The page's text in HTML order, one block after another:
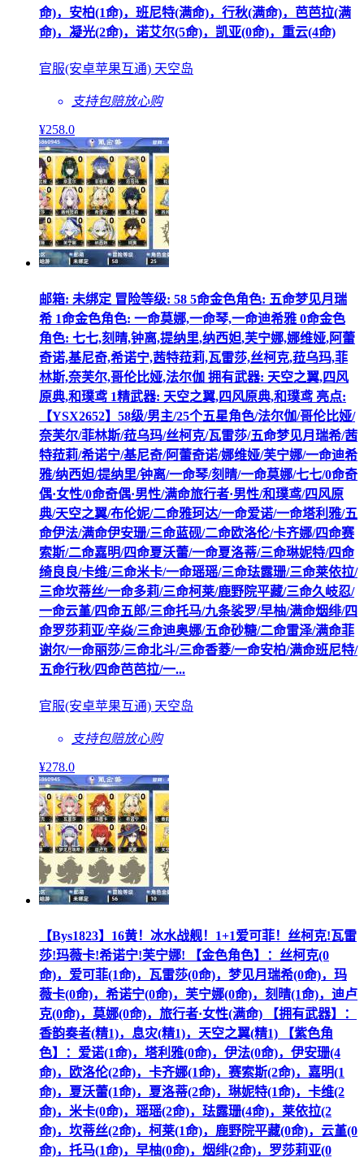
命)，安柏(1命)，班尼特(满命)，行秋(满命)，芭芭拉(满
命)，凝光(2命)，诺艾尔(5命)，凯亚(0命)，重云(4命)
官服(安卓苹果互通) 天空岛
支持包赔放心购
¥258.0
邮箱: 未绑定 冒险等级: 58 5命金色角色: 五命梦见月瑞
希 1命金色角色: 一命莫娜,一命琴,一命迪希雅 0命金色
角色: 七七,刻晴,钟离,提纳里,纳西妲,芙宁娜,娜维娅,阿蕾
奇诺,基尼奇,希诺宁,茜特菈莉,瓦雷莎,丝柯克,菈乌玛,菲
林斯,奈芙尔,哥伦比娅,法尔伽 拥有武器: 天空之翼,四风
原典,和璞鸢 1精武器: 天空之翼,四风原典,和璞鸢 亮点:
【YSX2652】58级/男主/25个五星角色/法尔伽/哥伦比娅/
奈芙尔/菲林斯/菈乌玛/丝柯克/瓦雷莎/五命梦见月瑞希/茜
特菈莉/希诺宁/基尼奇/阿蕾奇诺/娜维娅/芙宁娜/一命迪希
雅/纳西妲/提纳里/钟离/一命琴/刻晴/一命莫娜/七七/0命奇
偶·女性/0命奇偶·男性/满命旅行者·男性/和璞鸢/四风原
典/天空之翼/布伦妮/二命雅珂达/一命爱诺/一命塔利雅/五
命伊法/满命伊安珊/三命蓝砚/二命欧洛伦/卡齐娜/四命赛
索斯/二命嘉明/四命夏沃蕾/一命夏洛蒂/三命琳妮特/四命
绮良良/卡维/三命米卡/一命瑶瑶/三命珐露珊/三命莱依拉/
三命坎蒂丝/一命多莉/三命柯莱/鹿野院平藏/三命久岐忍/
一命云堇/四命五郎/三命托马/九条裟罗/早柚/满命烟绯/四
命罗莎莉亚/辛焱/三命迪奥娜/五命砂糖/二命雷泽/满命菲
谢尔/一命丽莎/三命北斗/三命香菱/一命安柏/满命班尼特/
五命行秋/四命芭芭拉/一...
官服(安卓苹果互通) 天空岛
支持包赔放心购
¥278.0
【Bys1823】16黄！冰水战舰！1+1爱可菲！丝柯克!瓦雷
莎!玛薇卡!希诺宁!芙宁娜! 【金色角色】：丝柯克(0
命)，爱可菲(1命)，瓦雷莎(0命)，梦见月瑞希(0命)，玛
薇卡(0命)，希诺宁(0命)，芙宁娜(0命)，刻晴(1命)，迪卢
克(0命)，莫娜(0命)，旅行者·女性(满命) 【拥有武器】：
香韵奏者(精1)，息灾(精1)，天空之翼(精1) 【紫色角
色】：爱诺(1命)，塔利雅(0命)，伊法(0命)，伊安珊(4
命)，欧洛伦(2命)，卡齐娜(1命)，赛索斯(2命)，嘉明(1
命)，夏沃蕾(1命)，夏洛蒂(2命)，琳妮特(1命)，卡维(2
命)，米卡(0命)，瑶瑶(2命)，珐露珊(4命)，莱依拉(2
命)，坎蒂丝(2命)，柯莱(1命)，鹿野院平藏(0命)，云堇(0
命)，托马(1命)，早柚(0命)，烟绯(2命)，罗莎莉亚(0